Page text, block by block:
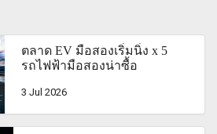
ตลาด EV มือสองเริ่มนิ่ง x 5
รถไฟฟ้ามือสองน่าซื้อ
3 Jul 2026